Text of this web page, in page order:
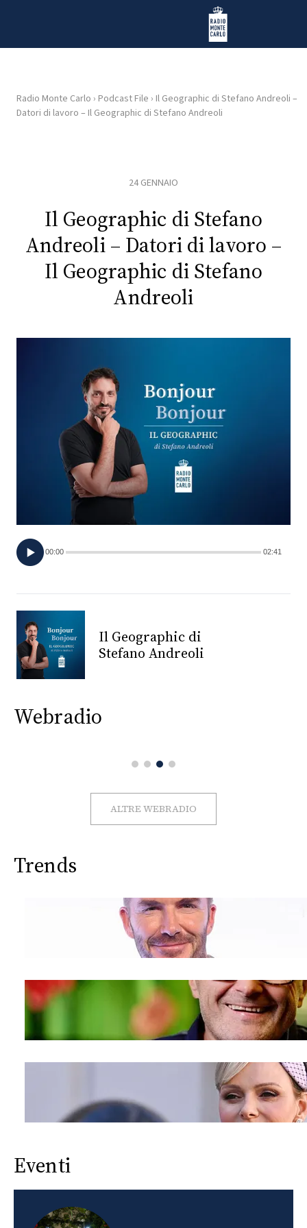
Radio Monte Carlo
HOME
RADIO
PLAYLIST
FOTO
CONCORSI
VIDEO
PRINCIPATO
DI
MONACO
CONSIGLIA
Radio Monte Carlo › Podcast File › Il Geographic di Stefano Andreoli –
Datori di lavoro – Il Geographic di Stefano Andreoli
24 GENNAIO
Il Geographic di Stefano
Andreoli – Datori di lavoro –
Il Geographic di Stefano
Andreoli
00:00 02:41
Il Geographic di
Stefano Andreoli
Webradio
ALTRE WEBRADIO
Trends
Eventi